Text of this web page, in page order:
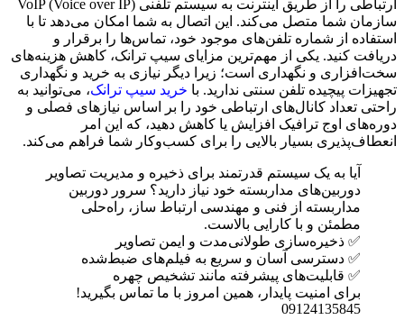
ارتباطی را از طریق اینترنت به سیستم تلفنی VoIP (Voice over IP)
سازمان شما متصل می‌کند. این اتصال به شما امکان می‌دهد تا با
استفاده از شماره تلفن‌های موجود خود، تماس‌ها را برقرار و
دریافت کنید. یکی از مهم‌ترین مزایای سیپ ترانک، کاهش هزینه‌های
سخت‌افزاری و نگهداری است؛ زیرا دیگر نیازی به خرید و نگهداری
تجهیزات پیچیده تلفن سنتی ندارید. با خرید سیپ ترانک، می‌توانید به
راحتی تعداد کانال‌های ارتباطی خود را بر اساس نیازهای فصلی و
دوره‌های اوج ترافیک افزایش یا کاهش دهید، که این امر
انعطاف‌پذیری بسیار بالایی را برای کسب‌وکار شما فراهم می‌کند.
آیا به یک سیستم قدرتمند برای ذخیره و مدیریت تصاویر
دوربین‌های مداربسته خود نیاز دارید؟ سرور دوربین
مداربسته از فنی و مهندسی ارتباط ساز، راه‌حلی
مطمئن و با کارایی بالاست.
✅ ذخیره‌سازی طولانی‌مدت و ایمن تصاویر
✅ دسترسی آسان و سریع به فیلم‌های ضبط‌شده
✅ قابلیت‌های پیشرفته مانند تشخیص چهره
برای امنیت پایدار، همین امروز با ما تماس بگیرید!
09124135845